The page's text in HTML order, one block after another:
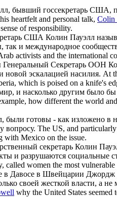
, бывший госсекретарь США,
heartfelt and personal talk, Colin
of responsibility.
США Колин Пауэлл
так и международное
activists and the international
Генеральный Секретарь ООН
эскалацией насилия. At
which is poised on a knife's
и насколько другим было
how different the world
, были готовы - как изложено в
вопросу. The US, and
with Mexico on the issue.
секретарь Колин
и разрушаются социальные
women the most
Давосе в Швейцарии Джордж
своей жесткой власти, а не
why the United States